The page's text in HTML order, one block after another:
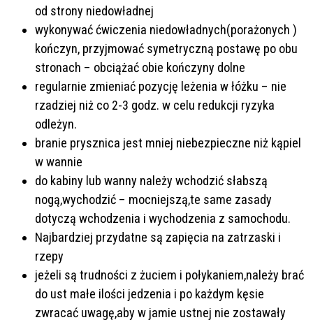
od strony niedowładnej
wykonywać ćwiczenia niedowładnych(porażonych )
kończyn, przyjmować symetryczną postawę po obu
stronach – obciążać obie kończyny dolne
regularnie zmieniać pozycję leżenia w łóżku – nie
rzadziej niż co 2-3 godz. w celu redukcji ryzyka
odleżyn.
branie prysznica jest mniej niebezpieczne niż kąpiel
w wannie
do kabiny lub wanny należy wchodzić słabszą
nogą,wychodzić – mocniejszą,te same zasady
dotyczą wchodzenia i wychodzenia z samochodu.
Najbardziej przydatne są zapięcia na zatrzaski i
rzepy
jeżeli są trudności z żuciem i połykaniem,należy brać
do ust małe ilości jedzenia i po każdym kęsie
zwracać uwagę,aby w jamie ustnej nie zostawały